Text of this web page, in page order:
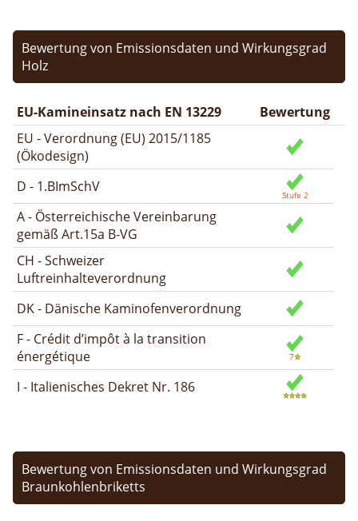
Bewertung von Emissionsdaten und Wirkungsgrad
Holz
EU-Kamineinsatz nach EN 13229
Bewertung
EU - Verordnung (EU) 2015/1185
(Ökodesign)
D - 1.BImSchV
A - Österreichische Vereinbarung
gemäß Art.15a B-VG
CH - Schweizer
Luftreinhalteverordnung
DK - Dänische Kaminofenverordnung
F - Crédit d’impôt à la transition
énergétique
I - Italienisches Dekret Nr. 186
Bewertung von Emissionsdaten und Wirkungsgrad
Braunkohlenbriketts